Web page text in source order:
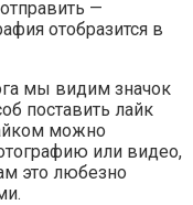
—
отобразится в
мы видим значок
поставить лайк
можно
или видео,
это любезно